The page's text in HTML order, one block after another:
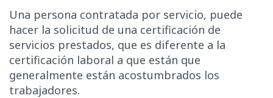
Una persona contratada por servicio, puede
hacer la solicitud de una certificación de
servicios prestados, que es diferente a la
certificación laboral a que están que
generalmente están acostumbrados los
trabajadores.